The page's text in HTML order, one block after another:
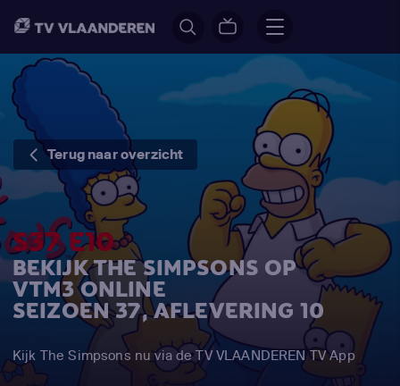
Terug naar overzicht
S37 E10
BEKIJK THE SIMPSONS OP
VTM3 ONLINE
SEIZOEN 37, AFLEVERING 10
Kijk The Simpsons nu via de TV VLAANDEREN TV App